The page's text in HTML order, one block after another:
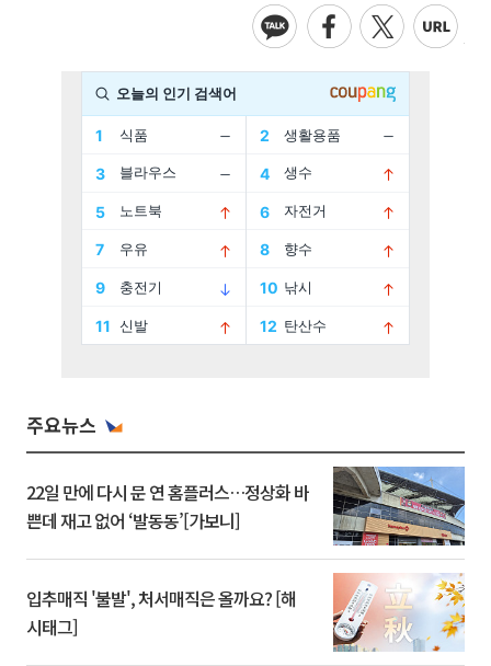
주요뉴스
22일 만에 다시 문 연 홈플러스…정상화 바
쁜데 재고 없어 ‘발동동’[가보니]
입추매직 '불발', 처서매직은 올까요? [해
시태그]